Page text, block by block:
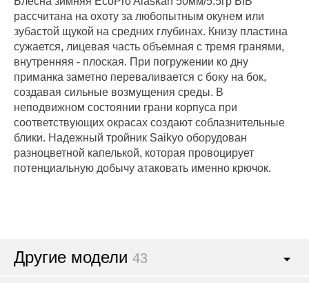
рассчитана на охоту за любопытным окунем или
зубастой щукой на средних глубинах. Книзу пластина
сужается, лицевая часть объемная с тремя гранями,
внутренняя - плоская. При погружении ко дну
приманка заметно переваливается с боку на бок,
создавая сильные возмущения среды. В
неподвижном состоянии грани корпуса при
соответствующих окрасах создают соблазнительные
блики. Надежный тройник Saikyo оборудован
разноцветной капелькой, которая провоцирует
потенциальную добычу атаковать именно крючок.
Другие модели 43